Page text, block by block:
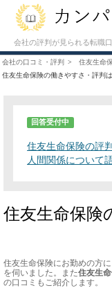
会社の評判が見られる転職
会社の口コミ・評判
住友生命
住友生命保険の働きやすさ・評判
回答受付中
住友生命保険の評
人間関係について
住友生命保険
住友生命保険にお勤めの方に
を伺いました。また住友生
の口コミもご紹介します。